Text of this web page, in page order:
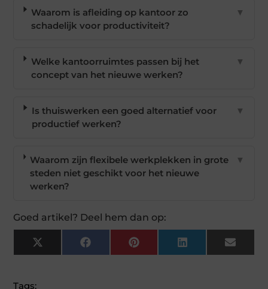
Waarom is afleiding op kantoor zo
schadelijk voor productiviteit?
▼
Welke kantoorruimtes passen bij het
concept van het nieuwe werken?
▼
Is thuiswerken een goed alternatief voor
productief werken?
▼
Waarom zijn flexibele werkplekken in grote
steden niet geschikt voor het nieuwe
werken?
▼
Goed artikel? Deel hem dan op:
X
(Twitter)
FacebookPinterest LinkedIn Email
Tags: